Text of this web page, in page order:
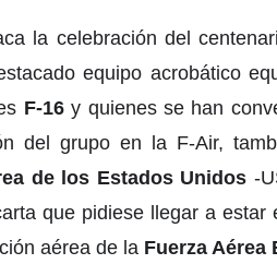
la celebración del
equipo acrobático
F-16y quienes se han
del grupo en la F-Air,
de los Estados Unidos -
que pidiese llegar a
aérea de la Fuerza Aérea